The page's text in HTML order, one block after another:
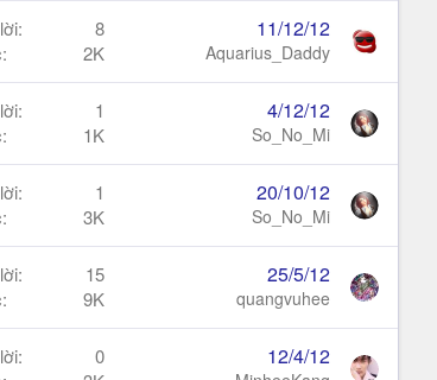
8
2K
11/12/12
Aquarius_Daddy
1
1K
4/12/12
So_No_Mi
1
3K
20/10/12
So_No_Mi
15
9K
25/5/12
quangvuhee
0
12/4/12